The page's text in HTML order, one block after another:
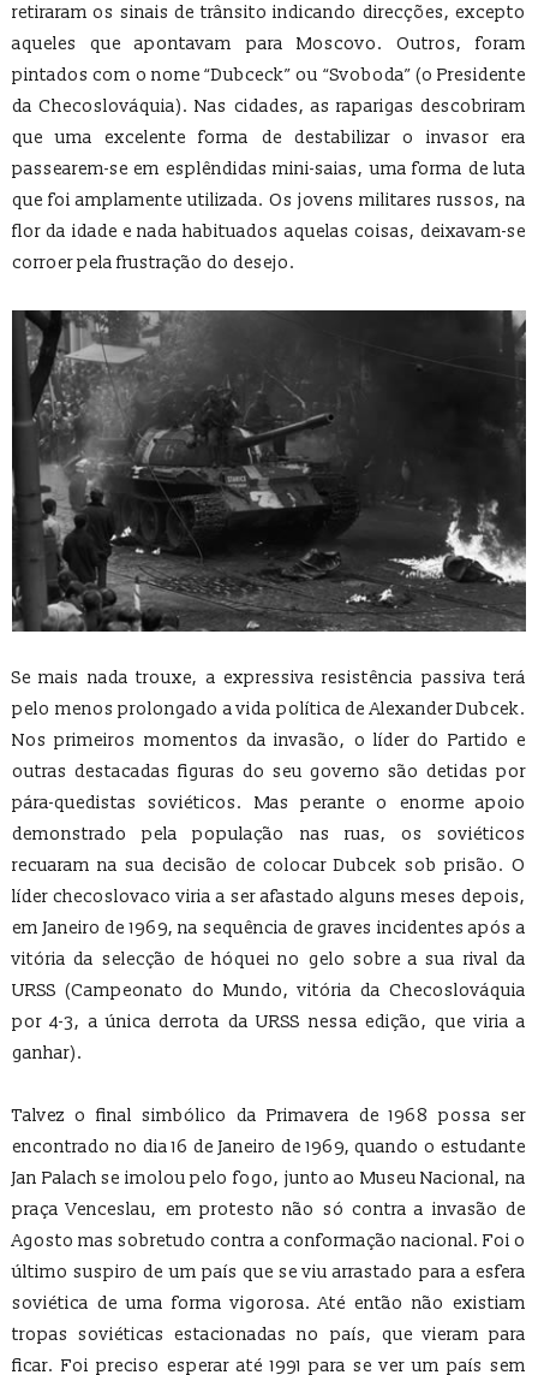
retiraram os sinais de trânsito indicando direcções, excepto
aqueles que apontavam para Moscovo. Outros, foram
pintados com o nome “Dubceck” ou “Svoboda” (o Presidente
da Checoslováquia). Nas cidades, as raparigas descobriram
que uma excelente forma de destabilizar o invasor era
passearem-se em esplêndidas mini-saias, uma forma de luta
que foi amplamente utilizada. Os jovens militares russos, na
flor da idade e nada habituados aquelas coisas, deixavam-se
corroer pela frustração do desejo.
Se mais nada trouxe, a expressiva resistência passiva terá
pelo menos prolongado a vida política de Alexander Dubcek.
Nos primeiros momentos da invasão, o líder do Partido e
outras destacadas figuras do seu governo são detidas por
pára-quedistas soviéticos. Mas perante o enorme apoio
demonstrado pela população nas ruas, os soviéticos
recuaram na sua decisão de colocar Dubcek sob prisão. O
líder checoslovaco viria a ser afastado alguns meses depois,
em Janeiro de 1969, na sequência de graves incidentes após a
vitória da selecção de hóquei no gelo sobre a sua rival da
URSS (Campeonato do Mundo, vitória da Checoslováquia
por 4-3, a única derrota da URSS nessa edição, que viria a
ganhar).
Talvez o final simbólico da Primavera de 1968 possa ser
encontrado no dia 16 de Janeiro de 1969, quando o estudante
Jan Palach se imolou pelo fogo, junto ao Museu Nacional, na
praça Venceslau, em protesto não só contra a invasão de
Agosto mas sobretudo contra a conformação nacional. Foi o
último suspiro de um país que se viu arrastado para a esfera
soviética de uma forma vigorosa. Até então não existiam
tropas soviéticas estacionadas no país, que vieram para
ficar. Foi preciso esperar até 1991 para se ver um país sem